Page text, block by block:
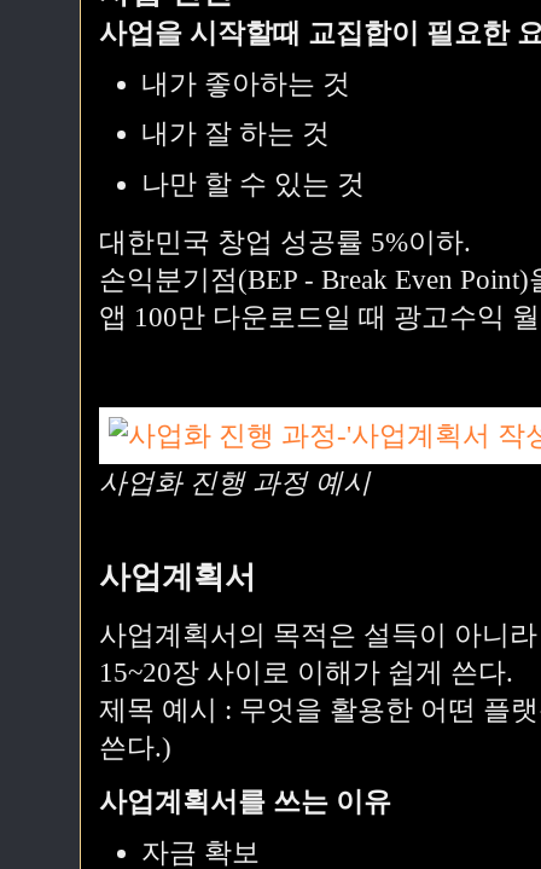
사업을 시작할때 교집합이 필요한
내가 좋아하는 것
내가 잘 하는 것
나만 할 수 있는 것
대한민국 창업 성공률 5%이하.
손익분기점(BEP - Break Even
앱 100만 다운로드일 때 광고수익
사업화 진행 과정 예시
사업계획서
사업계획서의 목적은 설득이 아니
15~20장 사이로 이해가 쉽게 쓴다.
제목 예시 : 무엇을 활용한 어떤 플
쓴다.)
사업계획서를 쓰는 이유
자금 확보